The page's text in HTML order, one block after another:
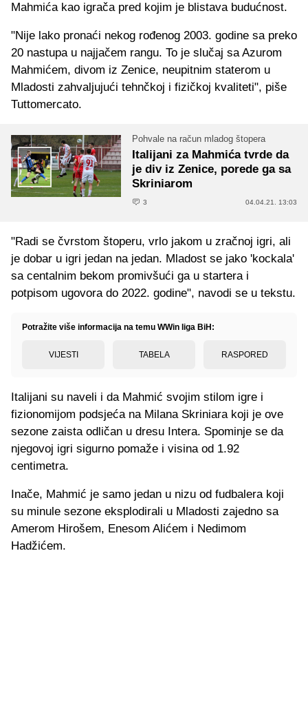
Mahmića kao igrača pred kojim je blistava budućnost.
"Nije lako pronaći nekog rođenog 2003. godine sa preko
20 nastupa u najjačem rangu. To je slučaj sa Azurom
Mahmićem, divom iz Zenice, neupitnim staterom u
Mladosti zahvaljujući tehnčkoj i fizičkoj kvaliteti", piše
Tuttomercato.
Pohvale na račun mladog štopera
Italijani za Mahmića tvrde da
je div iz Zenice, porede ga sa
Skriniarom
3 04.04.21. 13:03
"Radi se čvrstom štoperu, vrlo jakom u zračnoj igri, ali
je dobar u igri jedan na jedan. Mladost se jako 'kockala'
sa centalnim bekom promivšući ga u startera i
potpisom ugovora do 2022. godine", navodi se u tekstu.
Potražite više informacija na temu WWin liga BiH:
VIJESTI TABELA RASPORED
Italijani su naveli i da Mahmić svojim stilom igre i
fizionomijom podsjeća na Milana Skriniara koji je ove
sezone zaista odličan u dresu Intera. Spominje se da
njegovoj igri sigurno pomaže i visina od 1.92
centimetra.
Inače, Mahmić je samo jedan u nizu od fudbalera koji
su minule sezone eksplodirali u Mladosti zajedno sa
Amerom Hirošem, Enesom Alićem i Nedimom
Hadžićem.